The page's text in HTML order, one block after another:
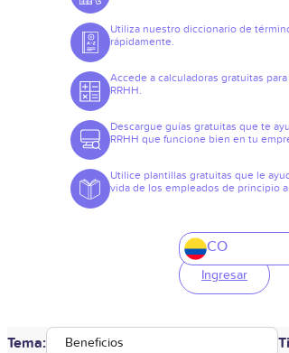
Utiliza nuestro diccionario de
rápidamente.
Accede a calculadoras gratuitas
RRHH.
Descargue guías gratuitas que te
RRHH que funcione bien en tu
Utilice plantillas gratuitas que le
vida de los empleados de principio a
CO
Ingresar
Tema: Beneficios